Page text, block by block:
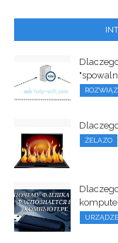
ŻELAZO